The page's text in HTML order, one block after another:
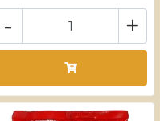
+
-